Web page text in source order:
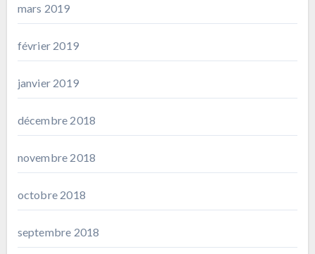
mars 2019
février 2019
janvier 2019
décembre 2018
novembre 2018
octobre 2018
septembre 2018